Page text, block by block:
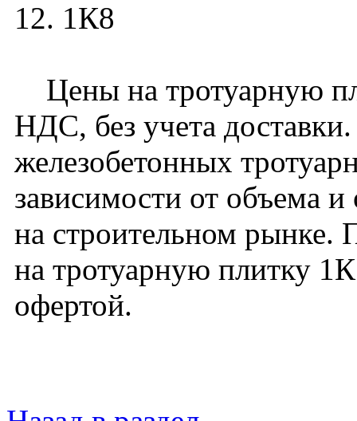
12. 1К8
Цены на тротуарную
НДС, без учета
железобетонных
зависимости от объема
на строительном рынке.
на тротуарную плитку
офертой.